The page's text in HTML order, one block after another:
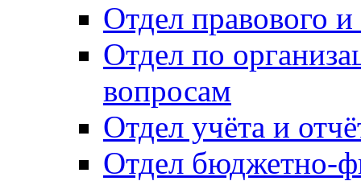
Отдел правового
Отдел по
вопросам
Отдел учёта и
Отдел бюджетно-